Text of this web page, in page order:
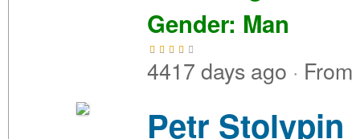
Gender: Man
4417 days ago · From
Petr Stolypin